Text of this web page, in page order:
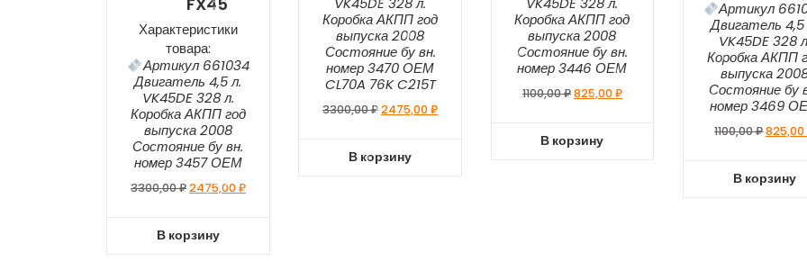
Характеристики
товара:
Артикул 661034
Двигатель 4,5 л.
VK45DE 328 л.
Коробка АКПП год
выпуска 2008
Состояние бу вн.
номер 3457 ОЕМ
3300,00₽2475,00₽
В корзину
Коробка АКПП год
выпуска 2008
Состояние бу вн.
номер 3470 ОЕМ
CL70A 76K C215T
3300,00₽2475,00₽
В корзину
Коробка АКПП год
выпуска 2008
Состояние бу вн.
номер 3446 ОЕМ
1100,00₽825,00₽
В корзину
Артикул
Двигатель 4,5
VK45DE 328
Коробка АКПП
выпуска
Состояние бу
номер 3469
1100,00₽825,00
В корзину